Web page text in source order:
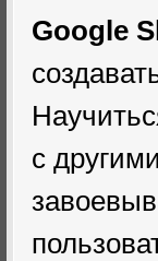
Google
с